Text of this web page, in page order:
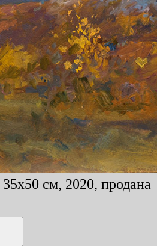
см, 2020, продана